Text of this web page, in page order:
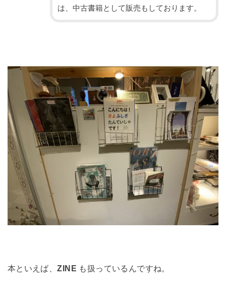
は、中古書籍として販売もしております。
本といえば、 ZINE も扱っているんですね。